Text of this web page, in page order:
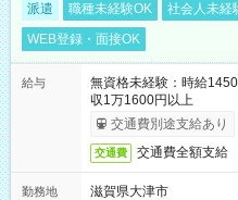
派遣 職種未経験OK 社会人未経
WEB登録・面接OK
給与
無資格未経験：時給
収1万1600円以上
交通費別途支給あり
交通費 交通費全額支給
勤務地
滋賀県大津市